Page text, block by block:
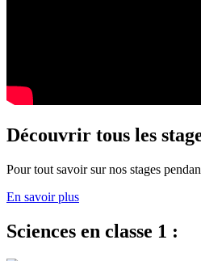
Découvrir tous les
Pour tout savoir sur nos stages
En savoir plus
Sciences en classe 1 :